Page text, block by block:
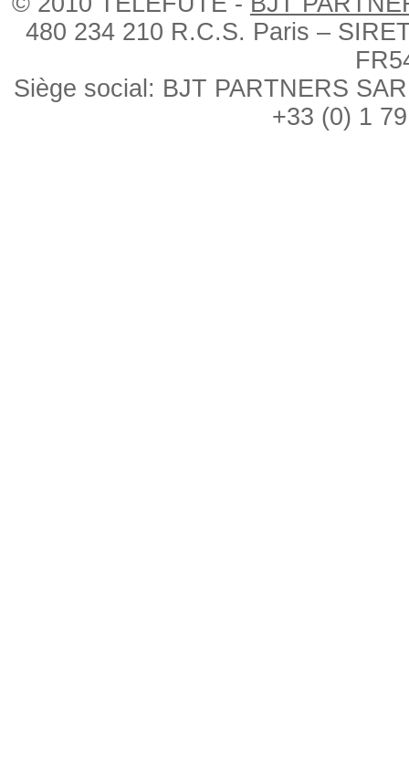
480 234 210 R.C.S. Paris –
Siège social: BJT PARTNERS
+33 (0) 1